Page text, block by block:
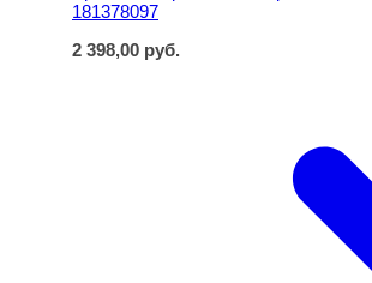
181378097
2 398,00 руб.